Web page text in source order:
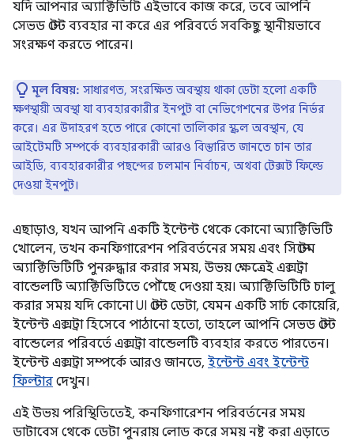
যদি আপনার অ্যাক্টিভিটি এইভাবে কাজ করে, তবে আপনি
সেভড স্টেট ব্যবহার না করে এর পরিবর্তে সবকিছু স্থানীয়ভাবে
সংরক্ষণ করতে পারেন।
মূল বিষয়: সাধারণত, সংরক্ষিত অবস্থায় থাকা ডেটা হলো একটি
ক্ষণস্থায়ী অবস্থা যা ব্যবহারকারীর ইনপুট বা নেভিগেশনের উপর নির্ভর
করে। এর উদাহরণ হতে পারে কোনো তালিকার স্ক্রল অবস্থান, যে
আইটেমটি সম্পর্কে ব্যবহারকারী আরও বিস্তারিত জানতে চান তার
আইডি, ব্যবহারকারীর পছন্দের চলমান নির্বাচন, অথবা টেক্সট ফিল্ডে
দেওয়া ইনপুট।
এছাড়াও, যখন আপনি একটি ইন্টেন্ট থেকে কোনো অ্যাক্টিভিটি
খোলেন, তখন কনফিগারেশন পরিবর্তনের সময় এবং সিস্টেম
অ্যাক্টিভিটিটি পুনরুদ্ধার করার সময়, উভয় ক্ষেত্রেই এক্সট্রা
বান্ডেলটি অ্যাক্টিভিটিতে পৌঁছে দেওয়া হয়। অ্যাক্টিভিটিটি চালু
করার সময় যদি কোনো UI স্টেট ডেটা, যেমন একটি সার্চ কোয়েরি,
ইন্টেন্ট এক্সট্রা হিসেবে পাঠানো হতো, তাহলে আপনি সেভড স্টেট
বান্ডেলের পরিবর্তে এক্সট্রা বান্ডেলটি ব্যবহার করতে পারতেন।
ইন্টেন্ট এক্সট্রা সম্পর্কে আরও জানতে, ইন্টেন্ট এবং ইন্টেন্ট
ফিল্টার দেখুন।
এই উভয় পরিস্থিতিতেই, কনফিগারেশন পরিবর্তনের সময়
ডাটাবেস থেকে ডেটা পুনরায় লোড করে সময় নষ্ট করা এড়াতে